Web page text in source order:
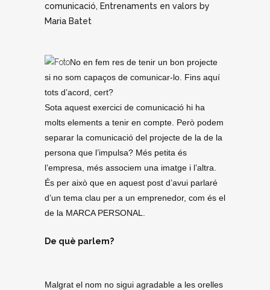
comunicació, Entrenaments en valors by
Maria Batet
No en fem res de tenir un bon projecte
si no som capaços de comunicar-lo. Fins aquí
tots d’acord, cert?
Sota aquest exercici de comunicació hi ha
molts elements a tenir en compte. Però podem
separar la comunicació del projecte de la de la
persona que l’impulsa? Més petita és
l’empresa, més associem una imatge i l’altra.
És per això que en aquest post d’avui parlaré
d’un tema clau per a un emprenedor, com és el
de la MARCA PERSONAL.
De què parlem?
Malgrat el nom no sigui agradable a les orelles